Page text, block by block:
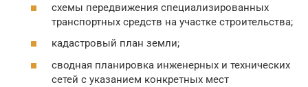
схемы передвижения специализированных
транспортных средств на участке строительства;
кадастровый план земли;
сводная планировка инженерных и технических
сетей с указанием конкретных мест